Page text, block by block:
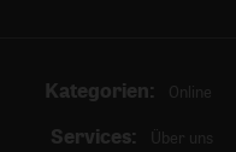
Kategorien: Online
Services: Über uns